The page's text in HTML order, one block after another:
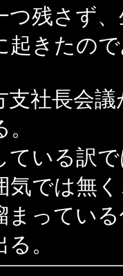
残さず、
起きたの
社長会議
いる訳
気では無
っている
。